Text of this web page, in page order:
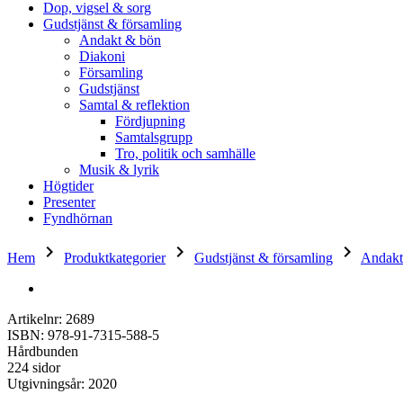
Dop, vigsel & sorg
Gudstjänst & församling
Andakt & bön
Diakoni
Församling
Gudstjänst
Samtal & reflektion
Fördjupning
Samtalsgrupp
Tro, politik och samhälle
Musik & lyrik
Högtider
Presenter
Fyndhörnan
Hem keyboard_arrow_right Produktkategorier keyboard_arrow_right Gudstjänst & församling keyboard_arrow_right
Artikelnr: 2689
ISBN: 978-91-7315-588-5
Hårdbunden
224 sidor
Utgivningsår: 2020